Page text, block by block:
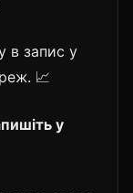
в запис у
📈
у